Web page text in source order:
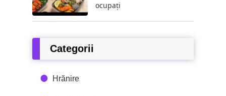
ocupați
Categorii
Hrănire